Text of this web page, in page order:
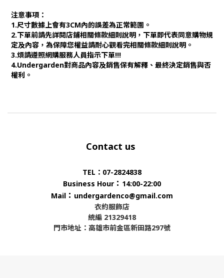
注意事項：
1.尺寸數據上會有3CM內的誤差為正常範圍。
2.下單前請先詳閱店鋪相關條款細則說明，下單即代表同意購物規
定及內容，為保障您權益請耐心觀看完相關條款細則說明。
3.煩請遵照網購服務人員指示下單!!!
4.Undergarden對商品內容及銷售保有解釋、最終決定銷售與否
權利。
Contact us
TEL：07-2824838
Business Hour ： 14:00-22:00
Mail ： undergardenco@gmail.com
衣約服飾店
統編 21329418
門市地址：高雄市前金區新田路297號